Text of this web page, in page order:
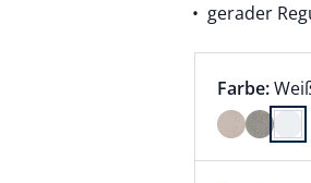
gerader
Farbe:
Farbe Weiß